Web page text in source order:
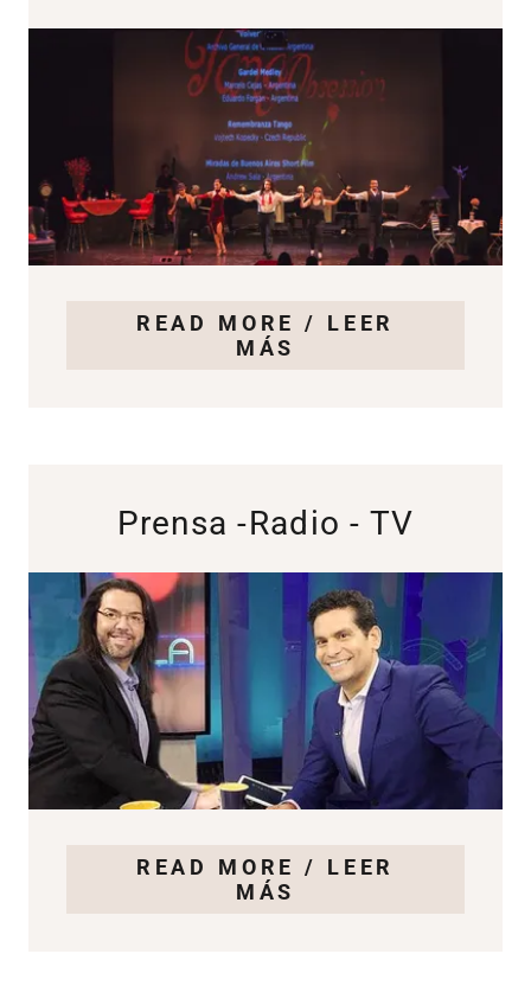
READ MORE / LEER
MÁS
Prensa -Radio - TV
READ MORE / LEER
MÁS